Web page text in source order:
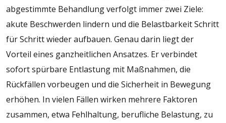
abgestimmte Behandlung verfolgt immer zwei Ziele:
akute Beschwerden lindern und die Belastbarkeit Schritt
für Schritt wieder aufbauen. Genau darin liegt der
Vorteil eines ganzheitlichen Ansatzes. Er verbindet
sofort spürbare Entlastung mit Maßnahmen, die
Rückfällen vorbeugen und die Sicherheit in Bewegung
erhöhen. In vielen Fällen wirken mehrere Faktoren
zusammen, etwa Fehlhaltung, berufliche Belastung, zu